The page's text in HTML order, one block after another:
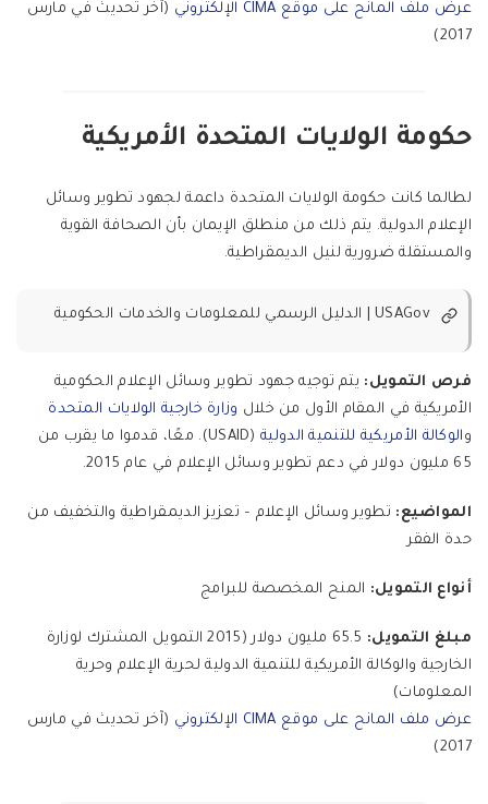
عرض ملف المانح على موقع CIMA الإلكتروني
(آخر تحديث في مارس
2017)
حكومة الولايات المتحدة الأمريكية
لطالما كانت حكومة الولايات المتحدة داعمة لجهود تطوير وسائل
الإعلام الدولية. يتم ذلك من منطلق الإيمان بأن الصحافة القوية
والمستقلة ضرورية لنيل الديمقراطية.
USAGov | الدليل الرسمي للمعلومات والخدمات الحكومية
فرص التمويل: يتم توجيه جهود تطوير وسائل الإعلام الحكومية
الأمريكية في المقام الأول من خلال وزارة خارجية الولايات المتحدة
و الوكالة الأمريكية للتنمية الدولية
(USAID). معًا، قدموا ما يقرب من
65 مليون دولار في دعم تطوير وسائل الإعلام في عام 2015.
المواضيع: تطوير وسائل الإعلام – تعزيز الديمقراطية والتخفيف من
حدة الفقر
أنواع التمويل: المنح المخصصة للبرامج
مبلغ التمويل:
65.5 مليون دولار (2015 التمويل المشترك لوزارة
الخارجية والوكالة الأمريكية للتنمية الدولية لحرية الإعلام وحرية
المعلومات)
عرض ملف المانح على موقع CIMA الإلكتروني
(آخر تحديث في مارس
2017)